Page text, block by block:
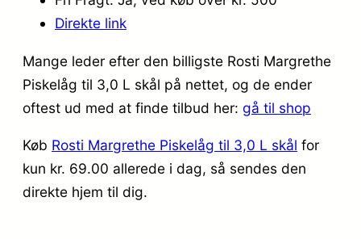
Direkte link
Mange leder efter den billigste Rosti Margrethe
Piskelåg til 3,0 L skål på nettet, og de ender
oftest ud med at finde tilbud her: gå til shop
Køb Rosti Margrethe Piskelåg til 3,0 L skål for
kun kr. 69.00 allerede i dag, så sendes den
direkte hjem til dig.